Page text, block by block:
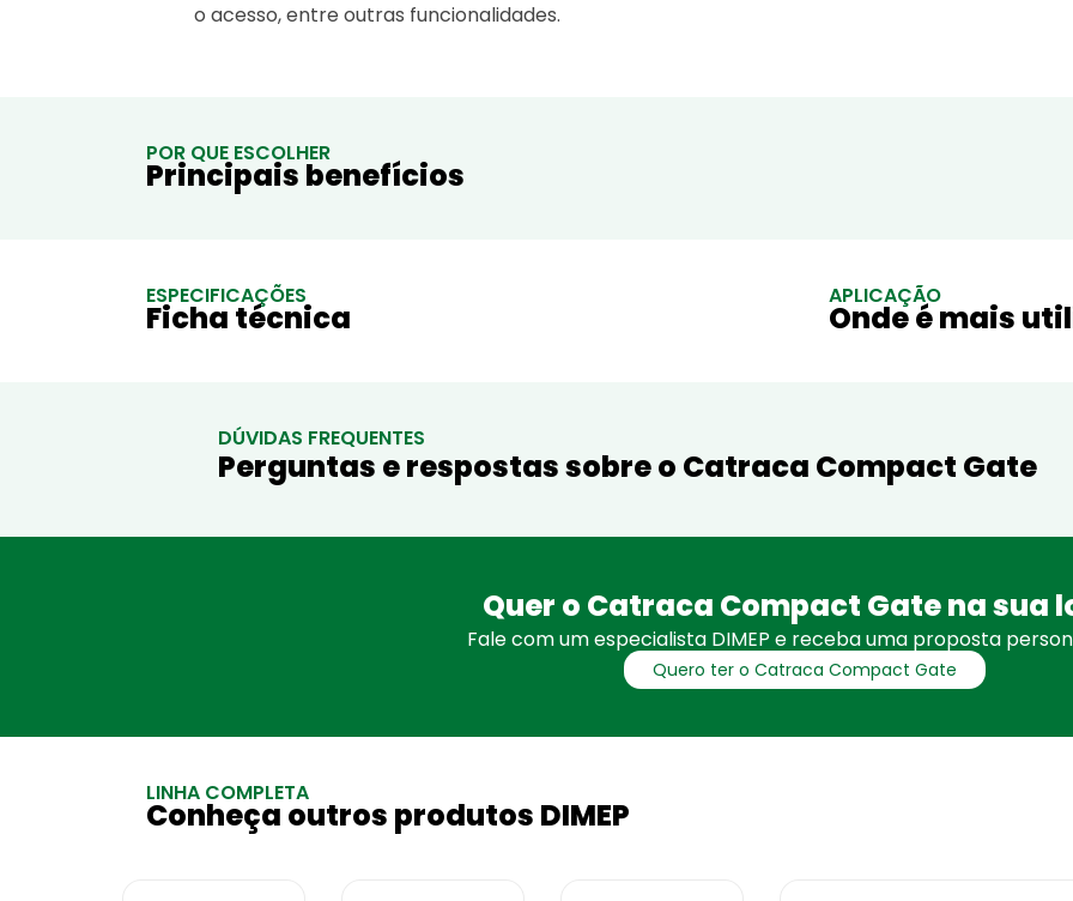
o acesso, entre outras funcionalidades.
POR QUE ESCOLHER
Principais benefícios
ESPECIFICAÇÕES
Ficha técnica
APLICAÇÃO
Onde é mais
DÚVIDAS FREQUENTES
Perguntas e respostas sobre o Catraca Compact Gate
Quer o Catraca Compact Gate na sua
Fale com um especialista DIMEP e receba uma proposta
Quero ter o Catraca Compact Gate
LINHA COMPLETA
Conheça outros produtos DIMEP